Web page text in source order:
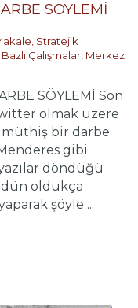
SÖYLEMİ
Stratejik
Çalışmalar Merkez
SÖYLEMİ Son
olmak üzere
müthiş bir darbe
gibi
döndüğü
oldukça
şöyle ...